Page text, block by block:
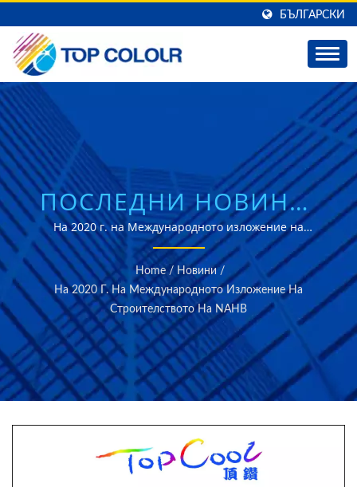
БЪЛГАРСКИ
ПОСЛЕДНИ НОВИНИ:
НА 2020 Г. НА
МЕЖДУНАРОДНОТО
ИЗЛОЖЕНИЕ НА
СТРОИТЕЛСТВОТО НА
NAHB | TOP COLOUR
На 2020 г. на Международното изложение на
строителството на NAHB ще представим най-новите
изделия от ламинирано стъкло и стъклени фолии за
подобрена производителност.
Home / Новини /
На 2020 Г. На Международното Изложение На
Строителството На NAHB